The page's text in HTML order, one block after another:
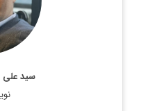
سید